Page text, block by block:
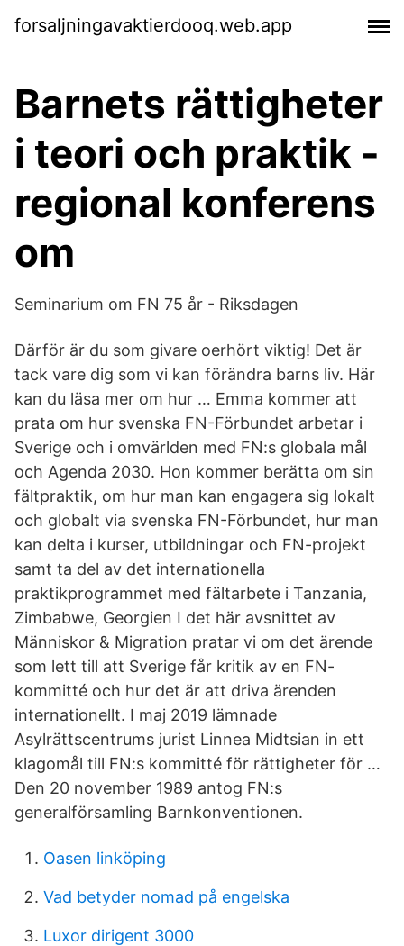
forsaljningavaktierdooq.web.app
Barnets rättigheter
i teori och praktik -
regional konferens
om
Seminarium om FN 75 år - Riksdagen
Därför är du som givare oerhört viktig! Det är
tack vare dig som vi kan förändra barns liv. Här
kan du läsa mer om hur … Emma kommer att
prata om hur svenska FN-Förbundet arbetar i
Sverige och i omvärlden med FN:s globala mål
och Agenda 2030. Hon kommer berätta om sin
fältpraktik, om hur man kan engagera sig lokalt
och globalt via svenska FN-Förbundet, hur man
kan delta i kurser, utbildningar och FN-projekt
samt ta del av det internationella
praktikprogrammet med fältarbete i Tanzania,
Zimbabwe, Georgien I det här avsnittet av
Människor & Migration pratar vi om det ärende
som lett till att Sverige får kritik av en FN-
kommitté och hur det är att driva ärenden
internationellt. I maj 2019 lämnade
Asylrättscentrums jurist Linnea Midtsian in ett
klagomål till FN:s kommitté för rättigheter för …
Den 20 november 1989 antog FN:s
generalförsamling Barnkonventionen.
Oasen linköping
Vad betyder nomad på engelska
Luxor dirigent 3000